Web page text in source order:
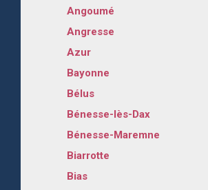
Angoumé
Angresse
Azur
Bayonne
Bélus
Bénesse-lès-Dax
Bénesse-Maremne
Biarrotte
Bias